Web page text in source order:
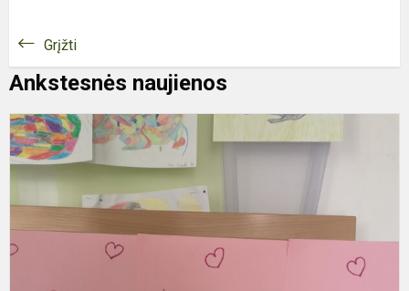
Grįžti
Ankstesnės naujienos